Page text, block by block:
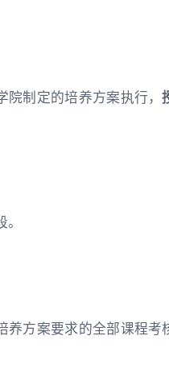
院制定的培养方案执行，
方案要求的全部课程考